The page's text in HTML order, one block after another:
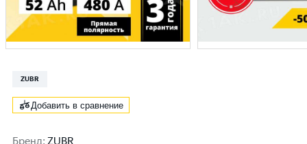
ZUBR
Добавить в сравнение
Бренд: ZUBR